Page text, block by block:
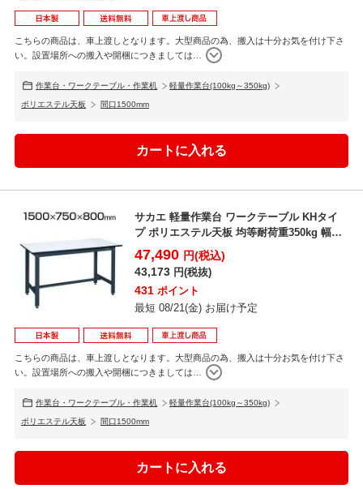
こちらの商品は、車上渡しとなります。大型商品の為、搬入は十分お気を付け下さ
い。設置場所への搬入や開梱につきましては
作業台・ワークテーブル・作業机 軽量作業台(100kg～350kg)
ポリエステル天板 間口1500mm
サカエ 軽量作業台 ワークテーブル KHタイ
プ ポリエステル天板 均等耐荷重350kg 幅
1500×...
47,490 円(税込)
43,173 円(税抜)
431 ポイント
最短 08/21(金) お届け予定
こちらの商品は、車上渡しとなります。大型商品の為、搬入は十分お気を付け下さ
い。設置場所への搬入や開梱につきましては
作業台・ワークテーブル・作業机 軽量作業台(100kg～350kg)
ポリエステル天板 間口1500mm